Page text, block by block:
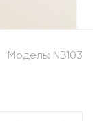
Модель: NB103